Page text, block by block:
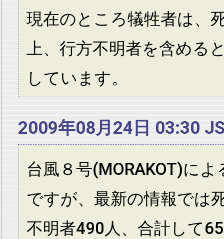
現在のところ犠牲者は、
上、行方不明者を含める
しています。
2009年08月24日 03:30
台風８号(MORAKOT)に
ですが、最新の情報では
不明者490人、合計して